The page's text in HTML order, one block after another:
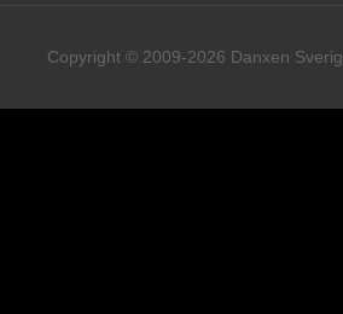
Copyright © 2009-2026 Danxen